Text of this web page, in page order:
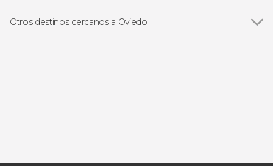
Free tours en Oviedo
Otros destinos cercanos a Oviedo